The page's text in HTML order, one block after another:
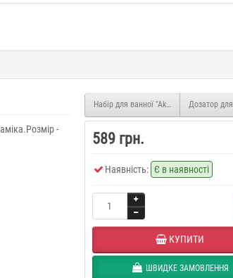
-
Набір для ванної "Akvatika" YX037
Дозатор для
589 грн.
Наявність: Є в наявності
КУПИТИ
ШВИДКЕ ЗАМОВЛЕННЯ